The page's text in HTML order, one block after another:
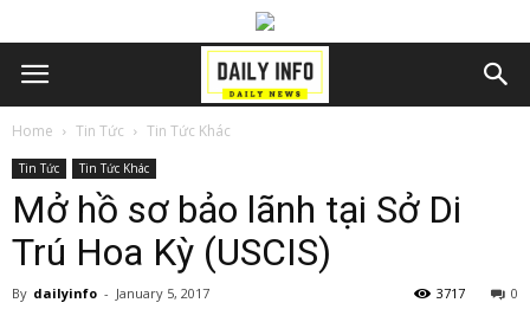
Home Tin Tức Tin Tức Khác
Tin Tức Tin Tức Khác
Mở hồ sơ bảo lãnh tại Sở Di
Trú Hoa Kỳ (USCIS)
By dailyinfo - January 5, 2017 0
3717